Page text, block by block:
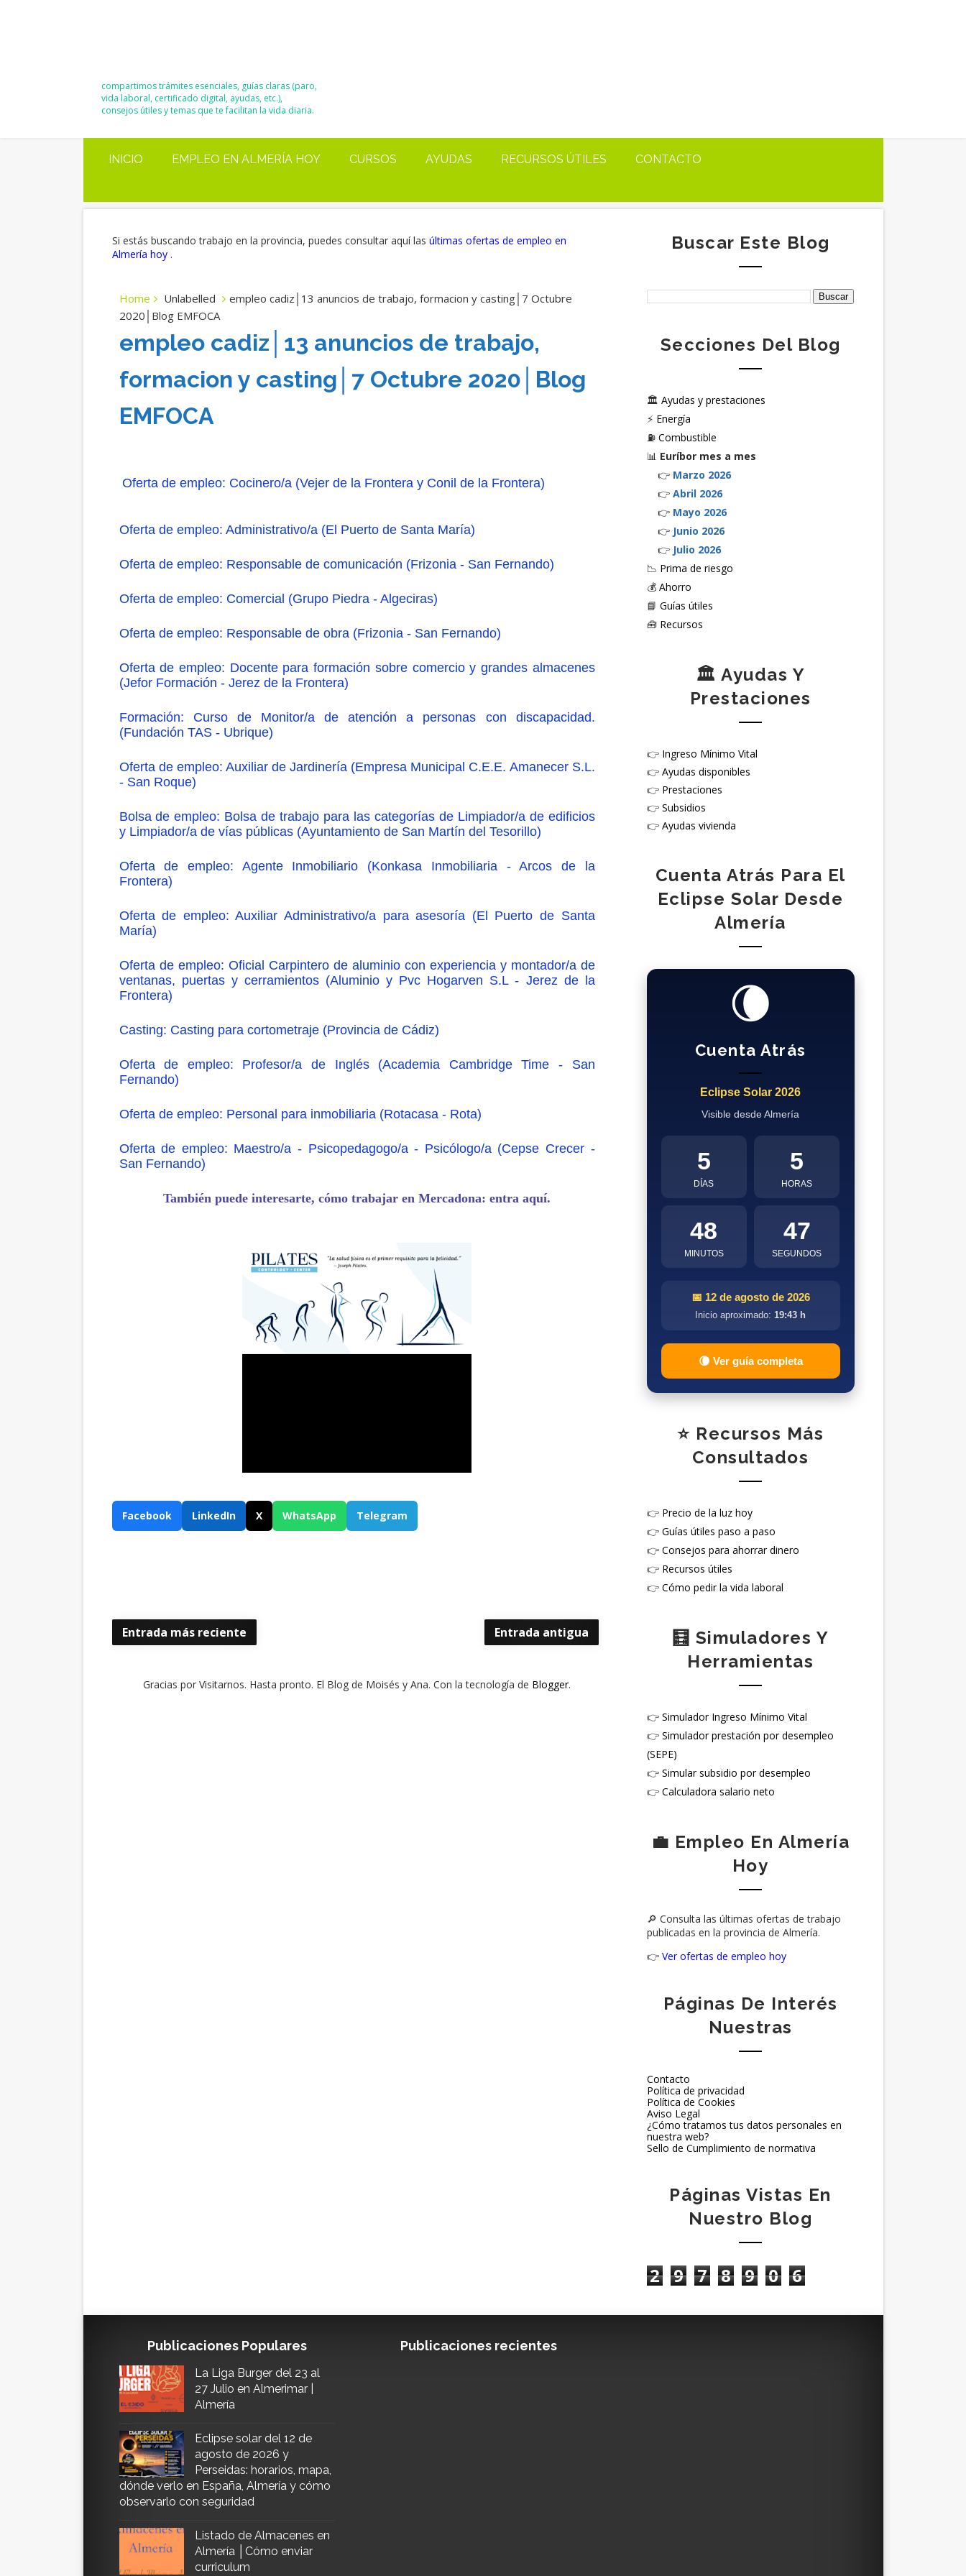
compartimos trámites esenciales, guías claras (paro,
vida laboral, certificado digital, ayudas, etc.),
consejos útiles y temas que te facilitan la vida diaria.
INICIO EMPLEO EN ALMERÍA HOY CURSOS AYUDAS RECURSOS ÚTILES CONTACTO
Si estás buscando trabajo en la provincia, puedes consultar aquí las últimas ofertas de empleo en
Almería hoy .
Home Unlabelled
empleo cadiz│13 anuncios de trabajo, formacion y casting│7 Octubre
2020│Blog EMFOCA
empleo cadiz│13 anuncios de trabajo,
formacion y casting│7 Octubre 2020│Blog
EMFOCA
Oferta de empleo: Cocinero/a (Vejer de la Frontera y Conil de la Frontera)
Oferta de empleo: Administrativo/a (El Puerto de Santa María)
Oferta de empleo: Responsable de comunicación (Frizonia - San Fernando)
Oferta de empleo: Comercial (Grupo Piedra - Algeciras)
Oferta de empleo: Responsable de obra (Frizonia - San Fernando)
Oferta de empleo: Docente para formación sobre comercio y grandes almacenes
(Jefor Formación - Jerez de la Frontera)
Formación: Curso de Monitor/a de atención a personas con discapacidad.
(Fundación TAS - Ubrique)
Oferta de empleo: Auxiliar de Jardinería (Empresa Municipal C.E.E. Amanecer S.L.
- San Roque)
Bolsa de empleo: Bolsa de trabajo para las categorías de Limpiador/a de edificios
y Limpiador/a de vías públicas (Ayuntamiento de San Martín del Tesorillo)
Oferta de empleo: Agente Inmobiliario (Konkasa Inmobiliaria - Arcos de la
Frontera)
Oferta de empleo: Auxiliar Administrativo/a para asesoría (El Puerto de Santa
María)
Oferta de empleo: Oficial Carpintero de aluminio con experiencia y montador/a de
ventanas, puertas y cerramientos (Aluminio y Pvc Hogarven S.L - Jerez de la
Frontera)
Casting: Casting para cortometraje (Provincia de Cádiz)
Oferta de empleo: Profesor/a de Inglés (Academia Cambridge Time - San
Fernando)
Oferta de empleo: Personal para inmobiliaria (Rotacasa - Rota)
Oferta de empleo: Maestro/a - Psicopedagogo/a - Psicólogo/a (Cepse Crecer -
San Fernando)
También puede interesarte, cómo trabajar en Mercadona: entra aquí.
Facebook LinkedIn X WhatsApp Telegram
Entrada más reciente Entrada antigua
Gracias por Visitarnos. Hasta pronto. El Blog de Moisés y Ana. Con la tecnología de Blogger.
Buscar Este Blog
Secciones Del Blog
🏛️ Ayudas y prestaciones
⚡ Energía
⛽ Combustible
📊 Euríbor mes a mes
👉 Marzo 2026
👉 Abril 2026
👉 Mayo 2026
👉 Junio 2026
👉 Julio 2026
📉 Prima de riesgo
💰 Ahorro
📘 Guías útiles
🧰 Recursos
🏛️ Ayudas Y
Prestaciones
👉 Ingreso Mínimo Vital
👉 Ayudas disponibles
👉 Prestaciones
👉 Subsidios
👉 Ayudas vivienda
Cuenta Atrás Para El
Eclipse Solar Desde
Almería
🌘
Cuenta Atrás
Eclipse Solar 2026
Visible desde Almería
5
DÍAS
5
HORAS
48
MINUTOS
46
SEGUNDOS
📅 12 de agosto de 2026
Inicio aproximado:19:43 h
🌘 Ver guía completa
⭐ Recursos Más
Consultados
👉 Precio de la luz hoy
👉 Guías útiles paso a paso
👉 Consejos para ahorrar dinero
👉 Recursos útiles
👉 Cómo pedir la vida laboral
🧮 Simuladores Y
Herramientas
👉 Simulador Ingreso Mínimo Vital
👉 Simulador prestación por desempleo
(SEPE)
👉 Simular subsidio por desempleo
👉 Calculadora salario neto
💼 Empleo En Almería
Hoy
🔎 Consulta las últimas ofertas de trabajo
publicadas en la provincia de Almería.
👉 Ver ofertas de empleo hoy
Páginas De Interés
Nuestras
Contacto
Política de privacidad
Política de Cookies
Aviso Legal
¿Cómo tratamos tus datos personales en
nuestra web?
Sello de Cumplimiento de normativa
Páginas Vistas En
Nuestro Blog
2 9 7 8 9 0 6
Publicaciones Populares
La Liga Burger del 23 al
27 Julio en Almerimar |
Almería
Eclipse solar del 12 de
agosto de 2026 y
Perseidas: horarios, mapa,
dónde verlo en España, Almería y cómo
observarlo con seguridad
Listado de Almacenes en
Almería │Cómo enviar
curriculum
Publicaciones recientes